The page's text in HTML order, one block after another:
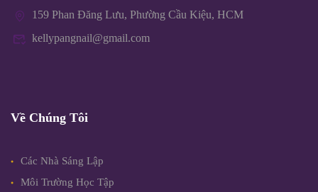
159 Phan Đăng Lưu, Phường Cầu Kiệu, HCM
kellypangnail@gmail.com
Về Chúng Tôi
Các Nhà Sáng Lập
Môi Trường Học Tập